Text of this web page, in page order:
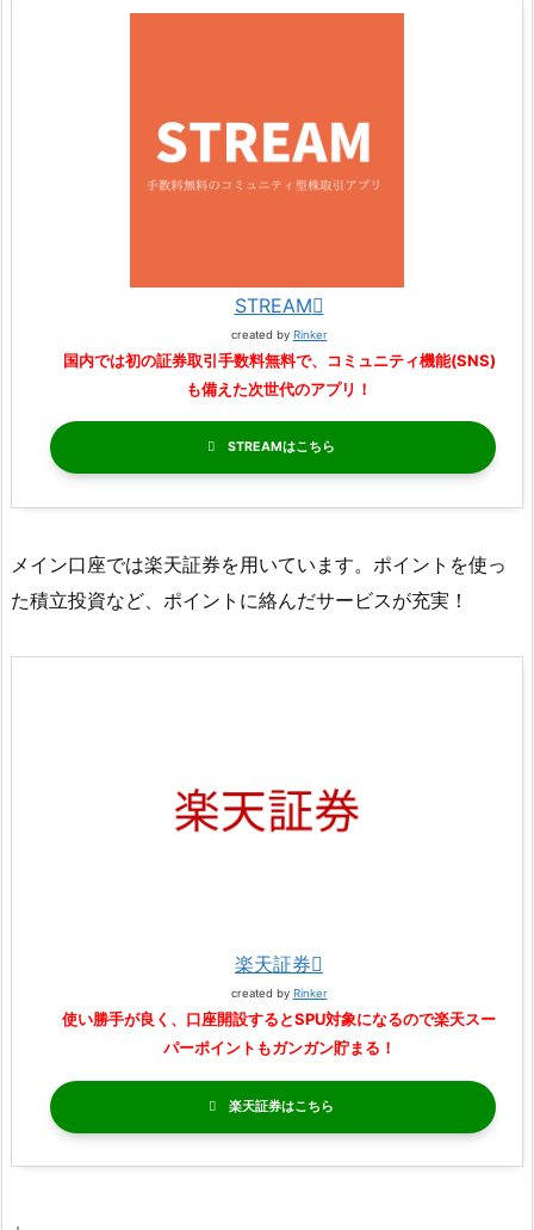
STREAM
created by Rinker
国内では初の証券取引手数料無料で、コミュニティ機能(SNS)
も備えた次世代のアプリ！
STREAM
メイン口座では楽天証券を用いています。ポイントを使っ
た積立投資など、ポイントに絡んだサービスが充実！
楽天証券
created by Rinker
使い勝手が良く、口座開設するとSPU対象になるので楽天スー
パーポイントもガンガン貯まる！
楽天証券